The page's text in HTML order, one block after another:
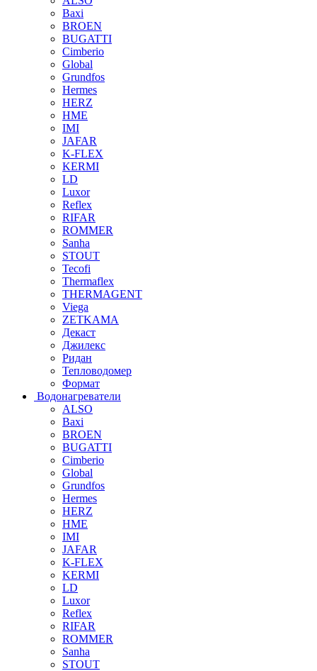
Baxi
BROEN
BUGATTI
Cimberio
Global
Grundfos
Hermes
HERZ
HME
IMI
JAFAR
K-FLEX
KERMI
LD
Luxor
Reflex
RIFAR
ROMMER
Sanha
STOUT
Tecofi
Thermaflex
THERMAGENT
Viega
ZETKAMA
Декаст
Джилекс
Ридан
Тепловодомер
Формат
Водонагреватели
ALSO
Baxi
BROEN
BUGATTI
Cimberio
Global
Grundfos
Hermes
HERZ
HME
IMI
JAFAR
K-FLEX
KERMI
LD
Luxor
Reflex
RIFAR
ROMMER
Sanha
STOUT